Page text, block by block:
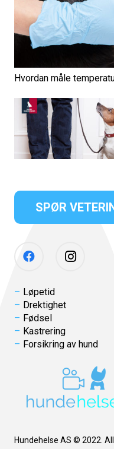
Hvordan måle
SPØR
Løpetid
Drektighet
Fødsel
Kastrering
Forsikring av hund
Hundehelse AS © 2022.